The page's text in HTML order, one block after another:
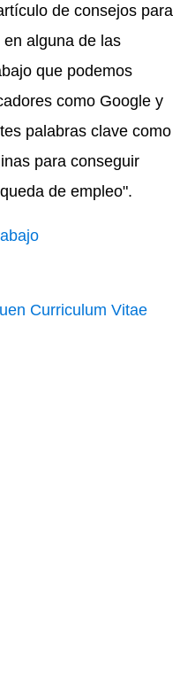
de consejos para
alguna de las
que podemos
como Google y
palabras clave como
para conseguir
de empleo".
Curriculum Vitae